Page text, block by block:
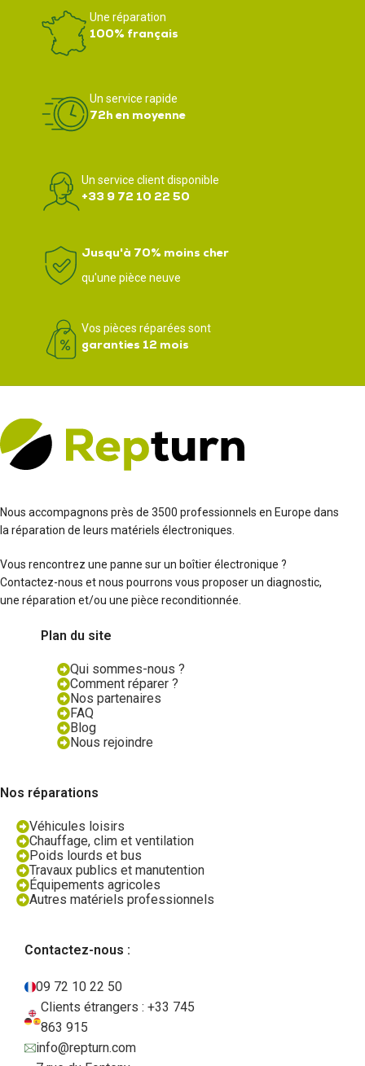
Une réparation
100% français
Un service rapide
72h en moyenne
Un service client disponible
+33 9 72 10 22 50
Jusqu'à 70% moins cher
qu'une pièce neuve
Vos pièces réparées sont
garanties 12 mois
Nous accompagnons près de 3500 professionnels en Europe dans
la réparation de leurs matériels électroniques.
Vous rencontrez une panne sur un boîtier électronique ?
Contactez-nous et nous pourrons vous proposer un diagnostic,
une réparation et/ou une pièce reconditionnée.
Plan du site
Qui sommes-nous ?
Comment réparer ?
Nos partenaires
FAQ
Blog
Nous rejoindre
Nos réparations
Véhicules loisirs
Chauffage, clim et ventilation
Poids lourds et bus
Travaux publics et manutention
Équipements agricoles
Autres matériels professionnels
Contactez-nous :
09 72 10 22 50
Clients étrangers : +33 745
863 915
info@repturn.com